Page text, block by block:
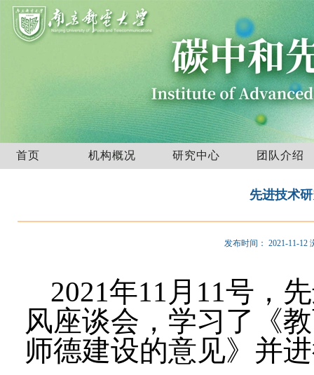
首页 机构概况 研究中心 团队介绍
先进技术
发布时间：2021-11-12
2021年11 月 11号，
风座谈会，学习了
《
师德建设的意见》 并